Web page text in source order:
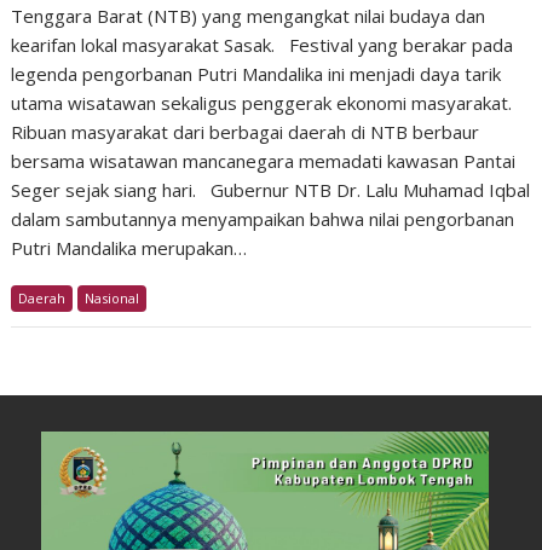
Tenggara Barat (NTB) yang mengangkat nilai budaya dan
kearifan lokal masyarakat Sasak. Festival yang berakar pada
legenda pengorbanan Putri Mandalika ini menjadi daya tarik
utama wisatawan sekaligus penggerak ekonomi masyarakat.
Ribuan masyarakat dari berbagai daerah di NTB berbaur
bersama wisatawan mancanegara memadati kawasan Pantai
Seger sejak siang hari. Gubernur NTB Dr. Lalu Muhamad Iqbal
dalam sambutannya menyampaikan bahwa nilai pengorbanan
Putri Mandalika merupakan…
Daerah Nasional